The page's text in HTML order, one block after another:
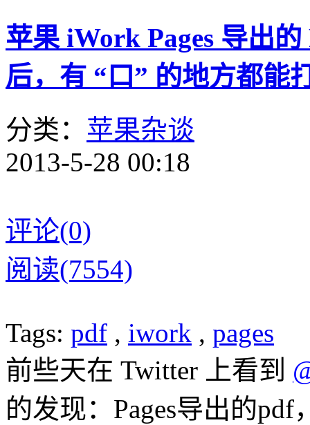
苹果 iWork Pages 导出
后，有 “口” 的地方都能
分类： 苹果杂谈
2013-5-28 00:18
评论(0)
阅读(7554)
Tags: pdf , iwork , pages
前些天在 Twitter 上看到
的发现：Pages导出的